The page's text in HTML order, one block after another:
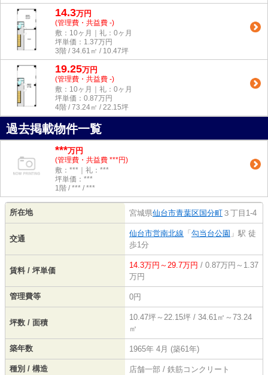
14.3万円
(管理費・共益費 -)
敷：10ヶ月｜礼：0ヶ月
坪単価： 1.37万円
3階 / 34.61㎡ / 10.47坪
19.25万円
(管理費・共益費 -)
敷：10ヶ月｜礼：0ヶ月
坪単価： 0.87万円
4階 / 73.24㎡ / 22.15坪
過去掲載物件一覧
***万円
(管理費・共益費 ***円)
敷：***｜礼：***
坪単価：***
1階 / *** / ***
所在地 宮城県仙台市青葉区国分町 ３丁目1-4
交通
仙台市営南北線 「 勾当台公園 」駅 徒
歩1分
賃料 / 坪単価
14.3万円～29.7万円 / 0.87万円～1.37
万円
管理費等 0円
坪数 / 面積
10.47坪～22.15坪 / 34.61㎡～73.24
㎡
築年数 1965年 4月 (築61年)
種別 / 構造 店舗一部 / 鉄筋コンクリート